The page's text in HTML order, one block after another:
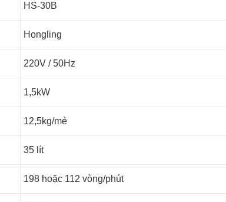
HS-30B
Hongling
220V / 50Hz
1,5kW
12,5kg/mẻ
35 lít
198 hoặc 112 vòng/phút